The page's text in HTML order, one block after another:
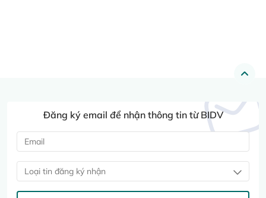
Đăng ký email để nhận thông tin từ BIDV
Loại tin đăng ký nhận